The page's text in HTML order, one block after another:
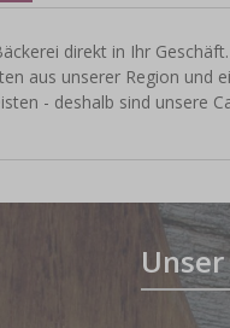
direkt in Ihr
aus unserer Region und
- deshalb sind unsere